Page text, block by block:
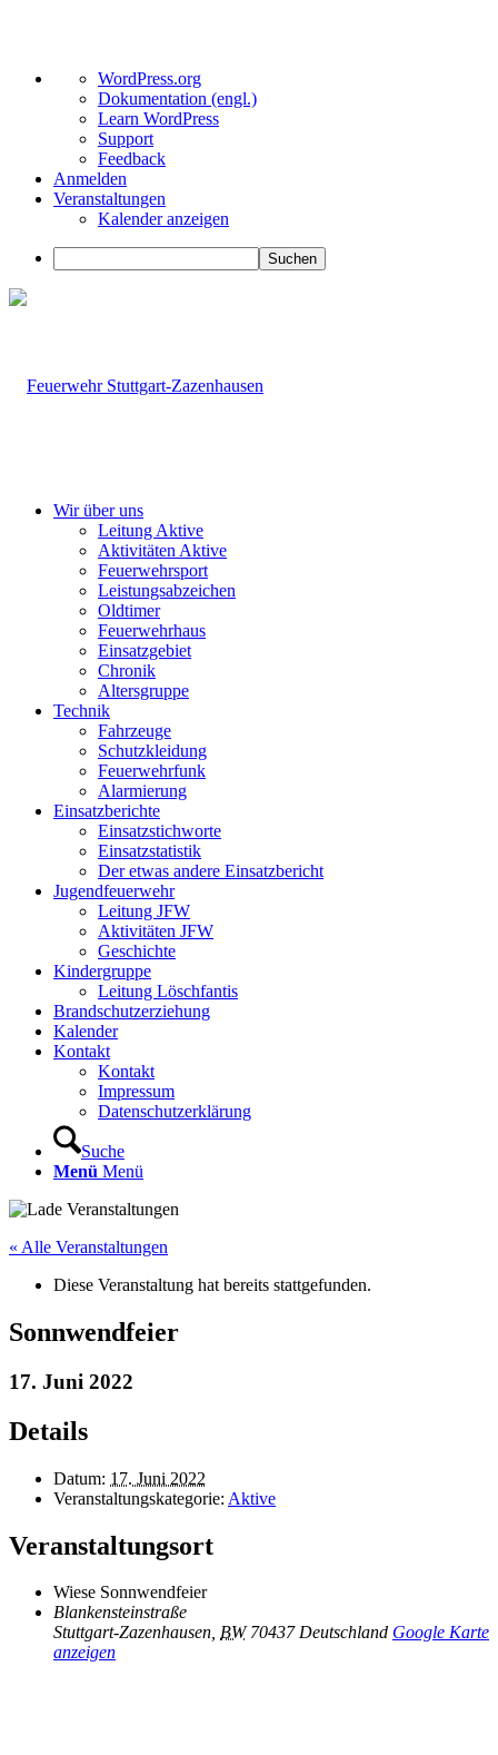
Über
WordPress
WordPress.org
Dokumentation (engl.)
Learn WordPress
Support
Feedback
Anmelden
Veranstaltungen
Kalender anzeigen
Suchen
Wir über uns
Leitung Aktive
Aktivitäten Aktive
Feuerwehrsport
Leistungsabzeichen
Oldtimer
Feuerwehrhaus
Einsatzgebiet
Chronik
Altersgruppe
Technik
Fahrzeuge
Schutzkleidung
Feuerwehrfunk
Alarmierung
Einsatzberichte
Einsatzstichworte
Einsatzstatistik
Der etwas andere Einsatzbericht
Jugendfeuerwehr
Leitung JFW
Aktivitäten JFW
Geschichte
Kindergruppe
Leitung Löschfantis
Brandschutzerziehung
Kalender
Kontakt
Kontakt
Impressum
Datenschutzerklärung
Suche
Menü Menü
« Alle Veranstaltungen
Diese Veranstaltung hat bereits stattgefunden.
Sonnwendfeier
17. Juni 2022
Details
Datum: 17. Juni 2022
Veranstaltungskategorie: Aktive
Veranstaltungsort
Wiese Sonnwendfeier
Blankensteinstraße
Stuttgart-Zazenhausen, BW 70437 Deutschland Google Karte
anzeigen